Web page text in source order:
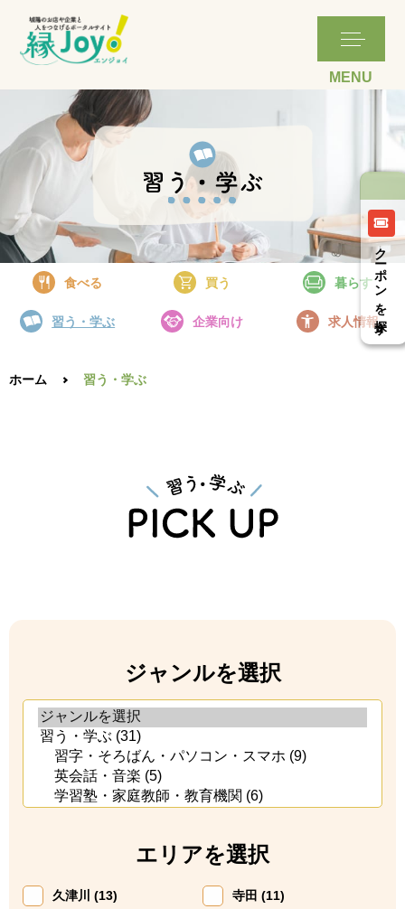
クーポンを探す
食べる 買う 暮らす
習う・学ぶ 企業向け 求人情報
ホーム 習う・学ぶ
ジャンルを選択
エリアを選択
久津川 (13)
寺田 (11)
詳細はこちら
詳細はこちら